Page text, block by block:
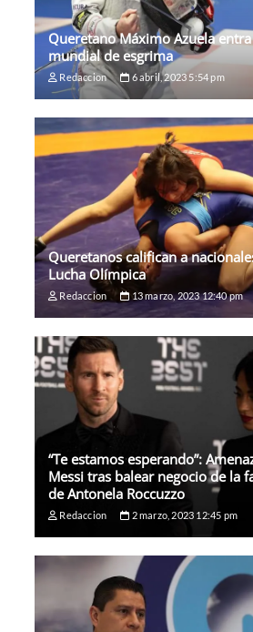
Queretano Máximo Azuela
mundial de esgrima
Redaccion 6 abril, 2023 5:54 pm
Queretanos califican a
Lucha Olímpica
Redaccion 13 marzo, 2023 12:40 pm
“Te estamos esperando”:
Messi tras balear negocio de la
de Antonela Roccuzzo
Redaccion 2 marzo, 2023 12:45 pm